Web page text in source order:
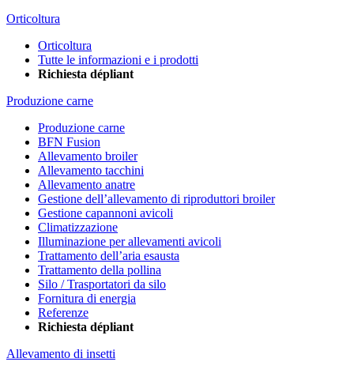
Orticoltura
Orticoltura
Tutte le informazioni e i prodotti
Richiesta dépliant
Produzione carne
Produzione carne
BFN Fusion
Allevamento broiler
Allevamento tacchini
Allevamento anatre
Gestione dell’allevamento di riproduttori broiler
Gestione capannoni avicoli
Climatizzazione
Illuminazione per allevamenti avicoli
Trattamento dell’aria esausta
Trattamento della pollina
Silo / Trasportatori da silo
Fornitura di energia
Referenze
Richiesta dépliant
Allevamento di insetti